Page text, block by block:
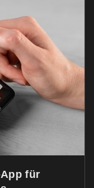
für